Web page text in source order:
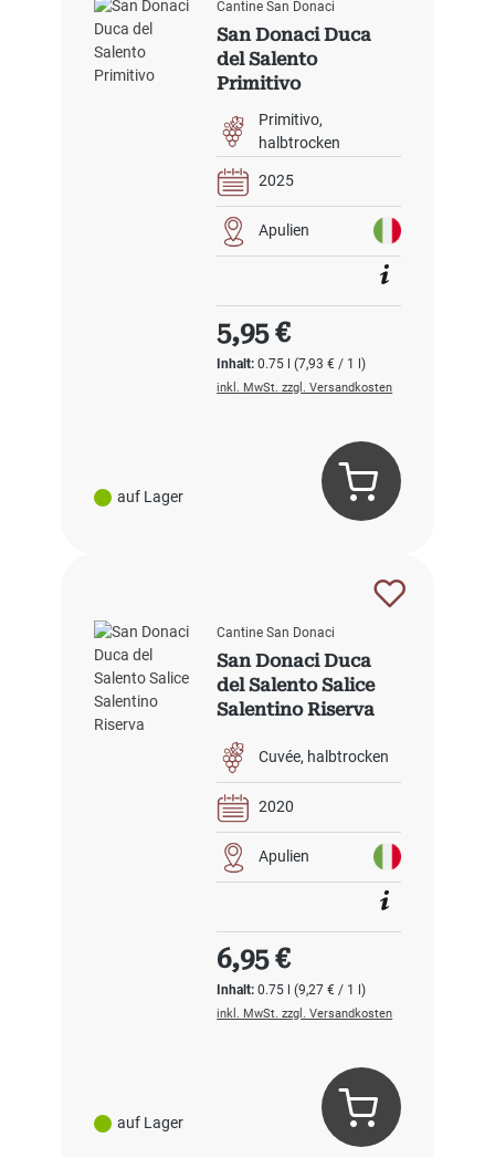
auf Lager
Cantine San Donaci
San Donaci Duca
del Salento
Primitivo
Primitivo
halbtrocken
2025
Apulien
Inhalt:0.75 l(7,93 € / 1 l)
Regulärer Preis:
5,95 €
inkl. MwSt. zzgl. Versandkosten
auf Lager
Cantine San Donaci
San Donaci Duca
del Salento Salice
Salentino Riserva
Cuvée halbtrocken
2020
Apulien
Inhalt:0.75 l(9,27 € / 1 l)
Regulärer Preis:
6,95 €
inkl. MwSt. zzgl. Versandkosten